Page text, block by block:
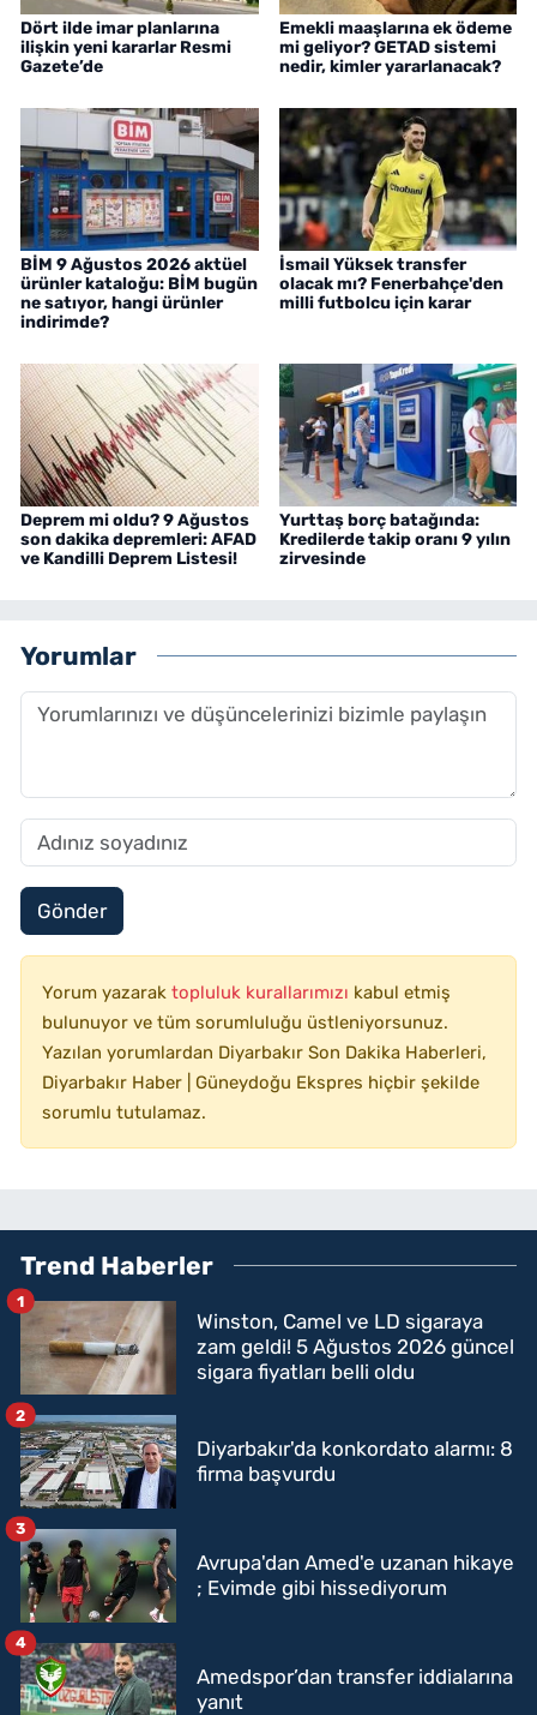
Dört ilde imar planlarına
ilişkin yeni kararlar Resmi
Gazete’de
Emekli maaşlarına ek ödeme
mi geliyor? GETAD sistemi
nedir, kimler yararlanacak?
BİM 9 Ağustos 2026 aktüel
ürünler kataloğu: BİM bugün
ne satıyor, hangi ürünler
indirimde?
İsmail Yüksek transfer
olacak mı? Fenerbahçe'den
milli futbolcu için karar
Deprem mi oldu? 9 Ağustos
son dakika depremleri: AFAD
ve Kandilli Deprem Listesi!
Yurttaş borç batağında:
Kredilerde takip oranı 9 yılın
zirvesinde
Yorumlar
Gönder
Yorum yazarak topluluk kurallarımızı kabul etmiş
bulunuyor ve tüm sorumluluğu üstleniyorsunuz.
Yazılan yorumlardan Diyarbakır Son Dakika Haberleri,
Diyarbakır Haber | Güneydoğu Ekspres hiçbir şekilde
sorumlu tutulamaz.
Trend Haberler
Winston, Camel ve LD sigaraya
zam geldi! 5 Ağustos 2026 güncel
sigara fiyatları belli oldu
1
Diyarbakır'da konkordato alarmı: 8
firma başvurdu
2
Avrupa'dan Amed'e uzanan hikaye
; Evimde gibi hissediyorum
3
Amedspor’dan transfer iddialarına
yanıt
4